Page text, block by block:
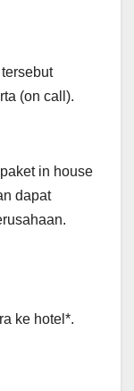
(on call).
in house
dapat
ke hotel*.